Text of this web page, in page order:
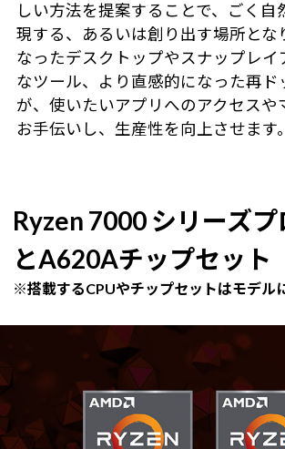
しい方法を提案することで、ごく自
現する、あるいは創り出す場所とな
なったデスクトップやスナップレイ
なツール、より直感的になった再ド
が、使いたいアプリへのアクセスや
お手伝いし、生産性を向上させます。
Ryzen 7000 シリーズ
とA620Aチップセット
※搭載するCPUやチップセットはモデル